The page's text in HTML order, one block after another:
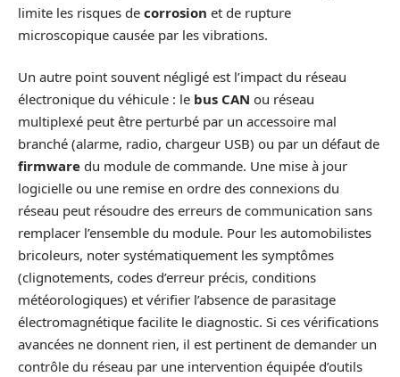
limite les risques de corrosion et de rupture
microscopique causée par les vibrations.
Un autre point souvent négligé est l’impact du réseau
électronique du véhicule : le bus CAN ou réseau
multiplexé peut être perturbé par un accessoire mal
branché (alarme, radio, chargeur USB) ou par un défaut de
firmware du module de commande. Une mise à jour
logicielle ou une remise en ordre des connexions du
réseau peut résoudre des erreurs de communication sans
remplacer l’ensemble du module. Pour les automobilistes
bricoleurs, noter systématiquement les symptômes
(clignotements, codes d’erreur précis, conditions
météorologiques) et vérifier l’absence de parasitage
électromagnétique facilite le diagnostic. Si ces vérifications
avancées ne donnent rien, il est pertinent de demander un
contrôle du réseau par une intervention équipée d’outils